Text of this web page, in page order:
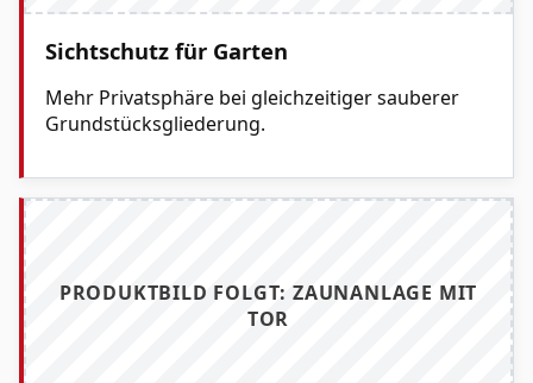
Sichtschutz für Garten
Mehr Privatsphäre bei gleichzeitiger sauberer
Grundstücksgliederung.
PRODUKTBILD FOLGT: ZAUNANLAGE MIT
TOR